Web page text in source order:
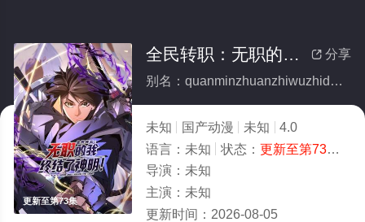
更新至第73集
 分享
全民转职：无职的我终结了神明！动态漫
别名：quanminzhuanzhiwuzhidewozhongjieliaoshenmingdongtaiman
未知 国产动漫 未知
4.0
语言： 未知 状态： 更新至第73集
导演： 未知
主演： 未知
更新时间： 2026-08-05